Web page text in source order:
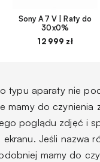
Sony A7 V | Raty do
30x0%
12 999 zł
typu aparaty nie
mamy do czynienia
poglądu zdjęć i
Jeśli nazwa
mamy do